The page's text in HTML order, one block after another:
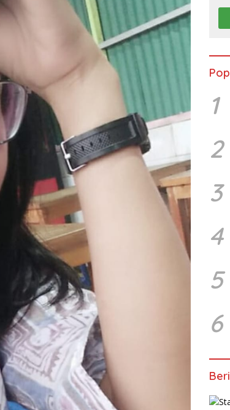
1
2
3
4
5
6